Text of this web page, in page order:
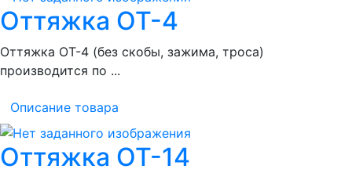
Оттяжка ОТ-4
Оттяжка ОТ-4 (без скобы, зажима, троса)
производится по ...
Описание товара
Оттяжка ОТ-14